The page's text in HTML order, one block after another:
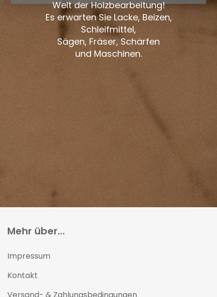
Welt der Holzbearbeitung!
Es erwarten Sie Lacke, Beizen,
Schleifmittel,
Sägen, Fräser, Schärfen
und Maschinen.
Mehr über...
Impressum
Kontakt